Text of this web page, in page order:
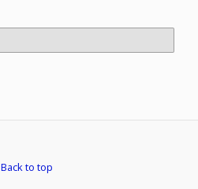
Back to top